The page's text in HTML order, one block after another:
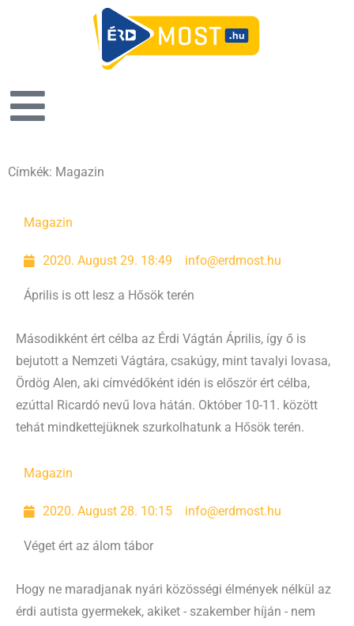
Címkék: Magazin
Magazin
2020. August 29. 18:49 info@erdmost.hu
Április is ott lesz a Hősök terén
Másodikként ért célba az Érdi Vágtán Április, így ő is
bejutott a Nemzeti Vágtára, csakúgy, mint tavalyi lovasa,
Ördög Alen, aki címvédőként idén is először ért célba,
ezúttal Ricardó nevű lova hátán. Október 10-11. között
tehát mindkettejüknek szurkolhatunk a Hősök terén.
Magazin
2020. August 28. 10:15 info@erdmost.hu
Véget ért az álom tábor
Hogy ne maradjanak nyári közösségi élmények nélkül az
érdi autista gyermekek, akiket - szakember híján - nem